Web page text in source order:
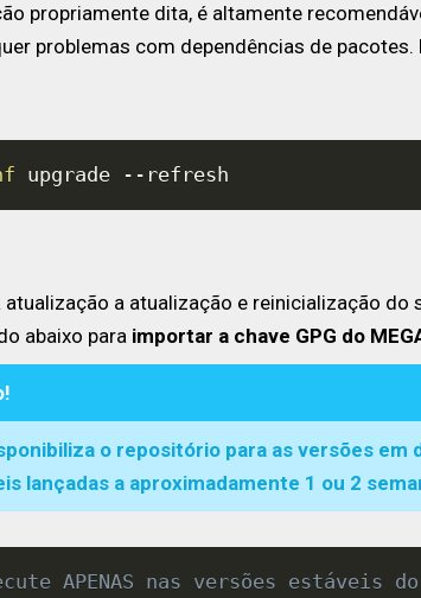
propriamente dita, é altamente
problemas com dependências de
upgrade --refresh
a atualização e reinicialização
abaixo para importar a chave GPG do
o repositório para as versões em
lançadas a aproximadamente 1 ou 2
APENAS nas versões estáveis